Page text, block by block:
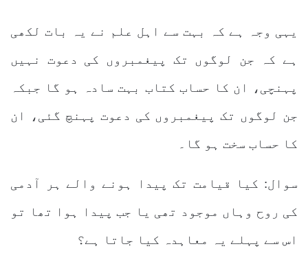
یہی وجہ ہے کہ بہت سے اہل علم نے یہ بات لکھی
ہے کہ جن لوگوں تک پیغمبروں کی دعوت نہیں
پہنچی، ان کا حساب کتاب بہت سادہ ہو گا جبکہ
جن لوگوں تک پیغمبروں کی دعوت پہنچ گئی، ان
کا حساب سخت ہو گا۔
سوال: کیا قیامت تک پیدا ہونے والے ہر آدمی
کی روح وہاں موجود تھی یا جب پیدا ہوا تھا تو
اس سے پہلے یہ معاہدہ کیا جاتا ہے؟